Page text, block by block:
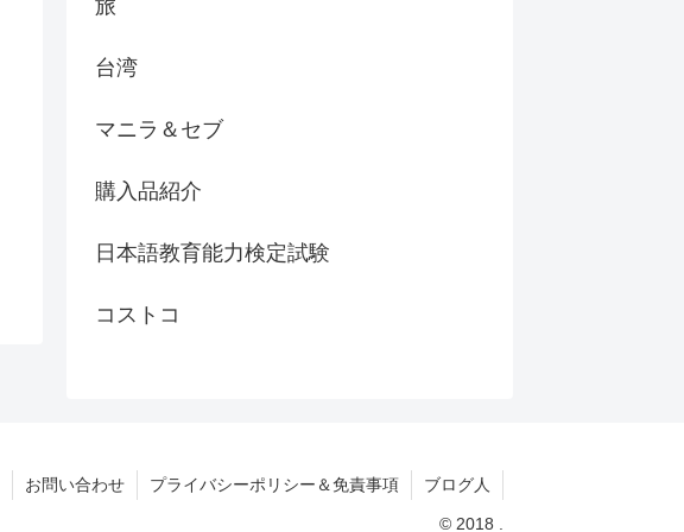
旅
台湾
マニラ＆セブ
購入品紹介
日本語教育能力検定試験
コストコ
お問い合わせ プライバシーポリシー＆免責事項 ブログ人
© 2018 .